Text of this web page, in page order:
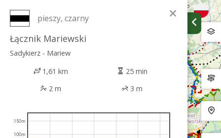
×
pieszy, czarny
Łącznik Mariewski
Sadykierz - Mariew
1,61 km
25 min
2 m
3 m
100m
150m